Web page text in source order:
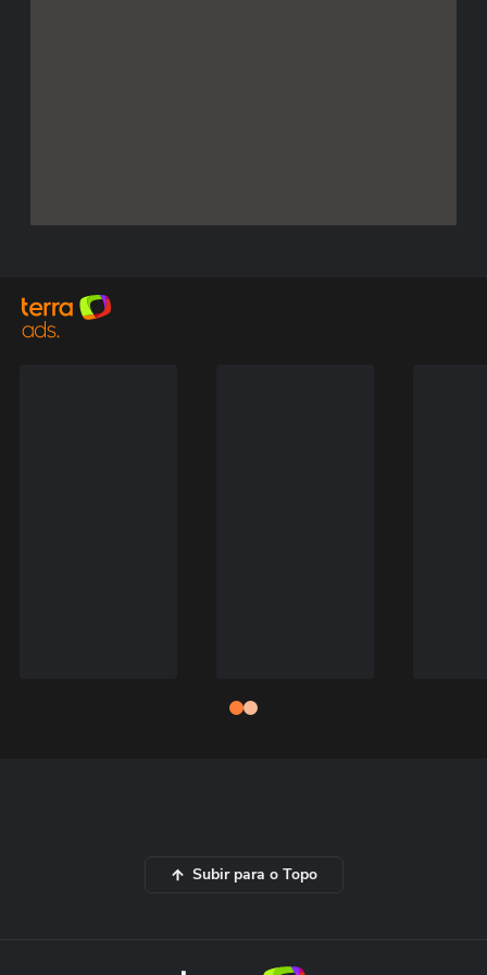
Subir para o Topo